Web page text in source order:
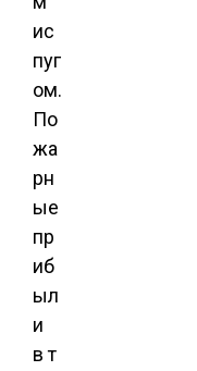
ис
пуг
ом.
По
жа
рн
ые
пр
иб
ыл
и
в т